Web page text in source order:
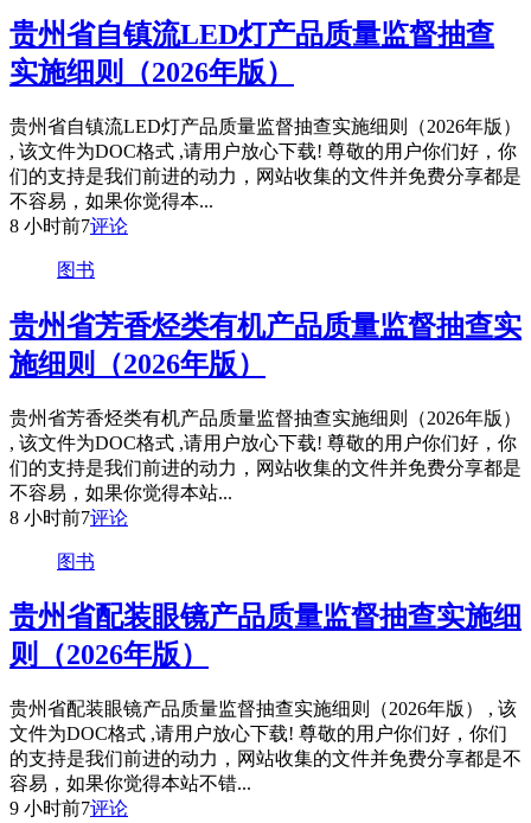
贵州省自镇流LED灯产品质量监督抽查
实施细则（2026年版）
贵州省自镇流LED灯产品质量监督抽查实施细则（2026年版）
, 该文件为DOC格式 ,请用户放心下载! 尊敬的用户你们好，你
们的支持是我们前进的动力，网站收集的文件并免费分享都是
不容易，如果你觉得本...
8 小时前7评论
图书
贵州省芳香烃类有机产品质量监督抽查实
施细则（2026年版）
贵州省芳香烃类有机产品质量监督抽查实施细则（2026年版）
, 该文件为DOC格式 ,请用户放心下载! 尊敬的用户你们好，你
们的支持是我们前进的动力，网站收集的文件并免费分享都是
不容易，如果你觉得本站...
8 小时前7评论
图书
贵州省配装眼镜产品质量监督抽查实施细
则（2026年版）
贵州省配装眼镜产品质量监督抽查实施细则（2026年版） , 该
文件为DOC格式 ,请用户放心下载! 尊敬的用户你们好，你们
的支持是我们前进的动力，网站收集的文件并免费分享都是不
容易，如果你觉得本站不错...
9 小时前7评论